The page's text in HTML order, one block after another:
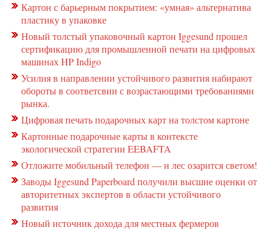
Картон с барьерным покрытием: «умная» альтернатива
пластику в упаковке
Новый толстый упаковочный картон Iggesund прошел
сертификацию для промышленной печати на цифровых
машинах HP Indigo
Усилия в направлении устойчивого развития набирают
обороты в соответсвии с возрастающими требованиями
рынка.
Цифровая печать подарочных карт на толстом картоне
Картонные подарочные карты в контексте
экологической стратегии EEBAFTA
Отложите мобильный телефон — и лес озарится светом!
Заводы Iggesund Paperboard получили высшие оценки от
авторитетных экспертов в области устойчивого
развития
Новый источник дохода для местных фермеров